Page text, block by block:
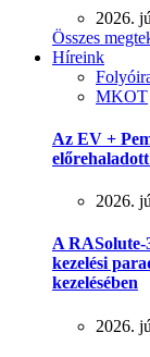
2026.
Összes
Híreink
MKOT
Az EV +
2026.
A RASolute-
kezelési
kezelésében
2026.